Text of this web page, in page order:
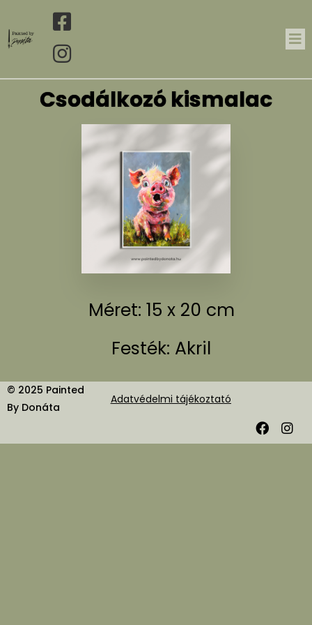
Csodálkozó kismalac
Méret: 15 x 20 cm
Festék: Akril
© 2025 Painted
By Donáta
Adatvédelmi tájékoztató